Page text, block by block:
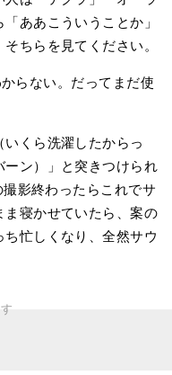
ああこういうことか」
ちらを見てください。
らない。だってまだ使
くら洗濯したからっ
ン）」と突きつけられ
影終わったらこれでサ
寝かせていたら、案の
ち忙しくなり、全然サウ